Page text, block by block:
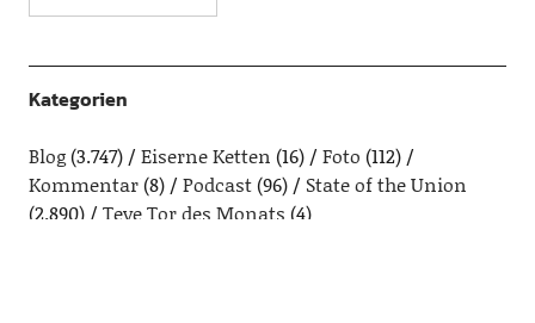
Kategorien
Blog(3.747) Eiserne Ketten (16) Foto (112)
Kommentar(8) Podcast(96)
State of the Union
(2.890)
Teve Tor des Monats (4)